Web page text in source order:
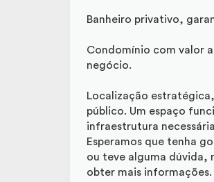
Banheiro privativo,
Condomínio com valor
negócio.
Localização
público. Um espaço
infraestrutura
Esperamos que tenha
ou teve alguma dúvida,
obter mais